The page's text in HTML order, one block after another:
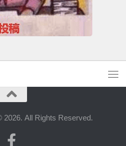
All Rights Reserved.